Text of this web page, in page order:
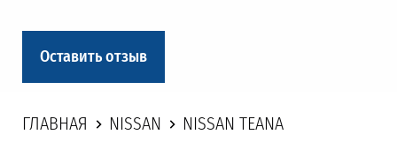
Оставить отзыв
ГЛАВНАЯ NISSAN NISSAN TEANA